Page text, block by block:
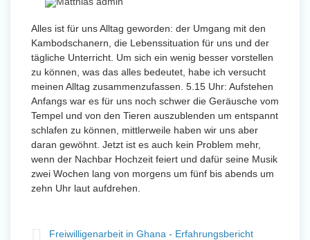
Alles ist für uns Alltag geworden: der Umgang mit den
Kambodschanern, die Lebenssituation für uns und der
tägliche Unterricht. Um sich ein wenig besser vorstellen
zu können, was das alles bedeutet, habe ich versucht
meinen Alltag zusammenzufassen. 5.15 Uhr: Aufstehen
Anfangs war es für uns noch schwer die Geräusche vom
Tempel und von den Tieren auszublenden um entspannt
schlafen zu können, mittlerweile haben wir uns aber
daran gewöhnt. Jetzt ist es auch kein Problem mehr,
wenn der Nachbar Hochzeit feiert und dafür seine Musik
zwei Wochen lang von morgens um fünf bis abends um
zehn Uhr laut aufdrehen.
Freiwilligenarbeit in Ghana - Erfahrungsbericht